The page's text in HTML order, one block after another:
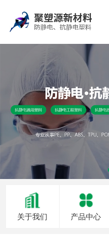
关于我们 产品中心